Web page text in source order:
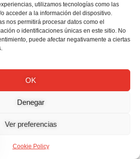
utilizamos tecnologías como las
acceder a la información del dispositivo.
nos permitirá procesar datos como el
o identificaciones únicas en este sitio. No
puede afectar negativamente a ciertas
OK
Denegar
Ver preferencias
Cookie Policy